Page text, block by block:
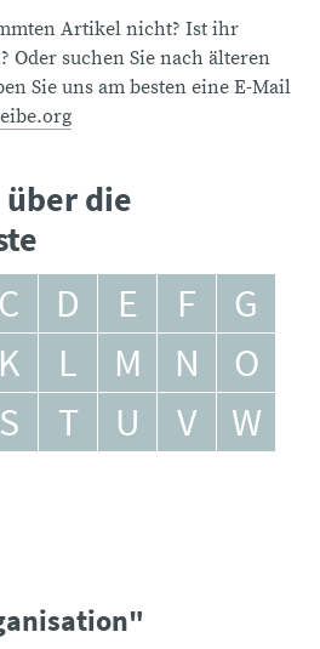
Artikel nicht? Ist ihr
Oder suchen Sie nach älteren
Sie uns am besten eine E-Mail
die
C D E F
G
K L M N
O
S T U V
W